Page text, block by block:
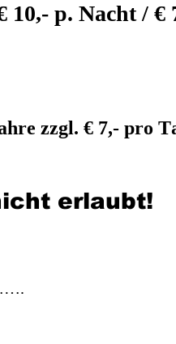
10,- p. Nacht / €
zzgl. € 7,- pro
erlaubt!